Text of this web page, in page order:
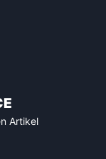
Artikel